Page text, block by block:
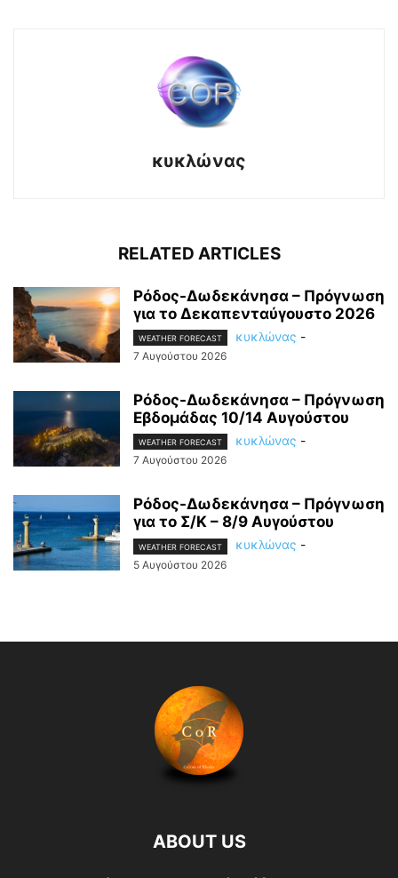
κυκλώνας
RELATED ARTICLES
Ρόδος-Δωδεκάνησα – Πρόγνωση
για το Δεκαπενταύγουστο 2026
WEATHER FORECAST κυκλώνας -
7 Αυγούστου 2026
Ρόδος-Δωδεκάνησα – Πρόγνωση
Εβδομάδας 10/14 Αυγούστου
WEATHER FORECAST κυκλώνας -
7 Αυγούστου 2026
Ρόδος-Δωδεκάνησα – Πρόγνωση
για το Σ/Κ – 8/9 Αυγούστου
WEATHER FORECAST κυκλώνας -
5 Αυγούστου 2026
ABOUT US